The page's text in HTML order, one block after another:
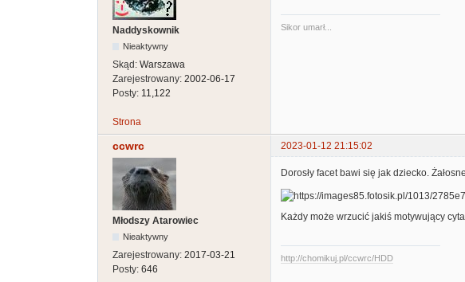
Naddyskownik
Nieaktywny
Skąd: Warszawa
Zarejestrowany: 2002-06-17
Posty: 11,122
Sikor umarł...
Strona
ccwrc 2023-01-12 21:15:02
Młodszy Atarowiec
Nieaktywny
Zarejestrowany: 2017-03-21
Posty: 646
Dorosły facet bawi się jak dziecko.
Każdy może wrzucić jakiś motywujący
http://chomikuj.pl/ccwrc/HDD